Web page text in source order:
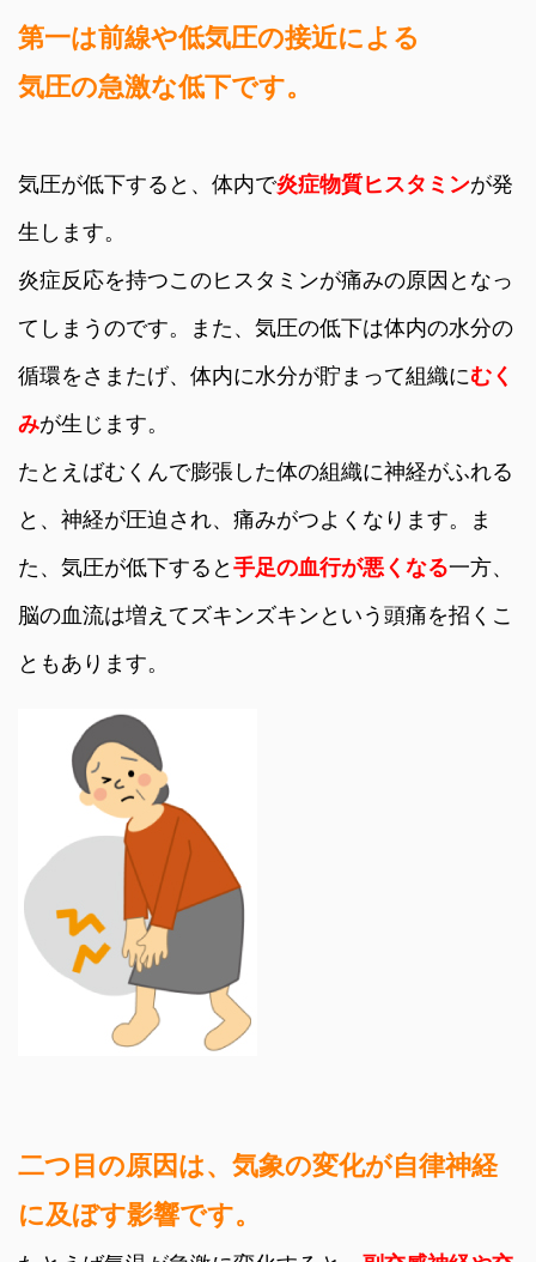
第一は前線や低気圧の接近による
気圧の急激な低下です。
気圧が低下すると、体内で炎症物質ヒスタミンが発
生します。
炎症反応を持つこのヒスタミンが痛みの原因となっ
てしまうのです。また、気圧の低下は体内の水分の
循環をさまたげ、体内に水分が貯まって組織にむく
みが生じます。
たとえばむくんで膨張した体の組織に神経がふれる
と、神経が圧迫され、痛みがつよくなります。ま
た、気圧が低下すると 手足の血行が悪くなる一方、
脳の血流は増えてズキンズキンという頭痛を招くこ
ともあります。
二つ目の原因は、気象の変化が自律神経
に及ぼす影響です。